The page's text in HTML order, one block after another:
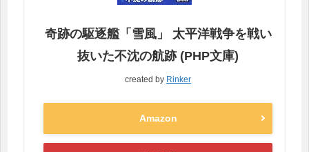
奇跡の駆逐艦「雪風」 太平洋戦争を戦い
抜いた不沈の航跡 (PHP文庫)
created by Rinker
Amazon